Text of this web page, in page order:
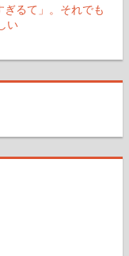
るて」。それでも
い